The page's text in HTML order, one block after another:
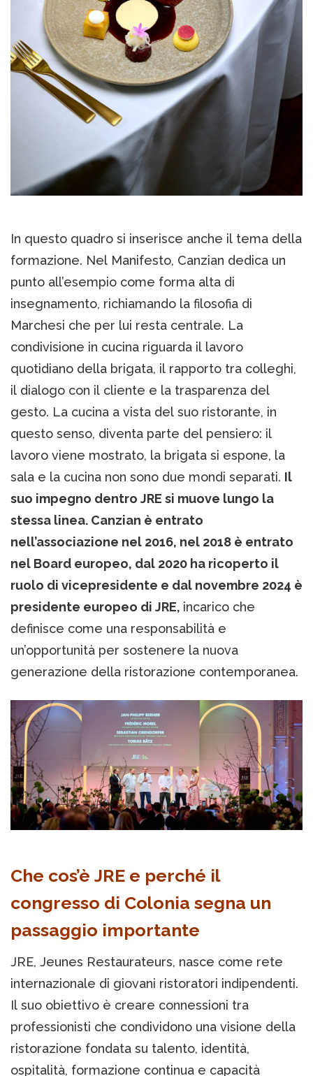
In questo quadro si inserisce anche il tema della
formazione. Nel Manifesto, Canzian dedica un
punto all’esempio come forma alta di
insegnamento, richiamando la filosofia di
Marchesi che per lui resta centrale. La
condivisione in cucina riguarda il lavoro
quotidiano della brigata, il rapporto tra colleghi,
il dialogo con il cliente e la trasparenza del
gesto. La cucina a vista del suo ristorante, in
questo senso, diventa parte del pensiero: il
lavoro viene mostrato, la brigata si espone, la
sala e la cucina non sono due mondi separati. Il
suo impegno dentro JRE si muove lungo la
stessa linea. Canzian è entrato
nell’associazione nel 2016, nel 2018 è entrato
nel Board europeo, dal 2020 ha ricoperto il
ruolo di vicepresidente e dal novembre 2024 è
presidente europeo di JRE, incarico che
definisce come una responsabilità e
un’opportunità per sostenere la nuova
generazione della ristorazione contemporanea.
Che cos’è JRE e perché il
congresso di Colonia segna un
passaggio importante
JRE, Jeunes Restaurateurs, nasce come rete
internazionale di giovani ristoratori indipendenti.
Il suo obiettivo è creare connessioni tra
professionisti che condividono una visione della
ristorazione fondata su talento, identità,
ospitalità, formazione continua e capacità